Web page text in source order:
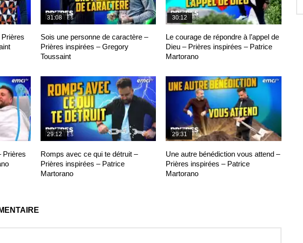
31:08
Sois une personne de caractère –
Prières inspirées – Gregory
Toussaint
30:12
Le courage de répondre à l’appel de
Dieu – Prières inspirées – Patrice
Martorano
Prières
29:12
Romps avec ce qui te détruit –
Prières inspirées – Patrice
Martorano
29:31
Une autre bénédiction vous attend –
Prières inspirées – Patrice
Martorano